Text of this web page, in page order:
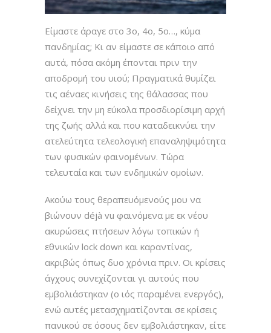
Είμαστε άραγε στο 3o, 4ο, 5ο…, κύμα
πανδημίας; Κι αν είμαστε σε κάποιο από
αυτά, πόσα ακόμη έπονται πριν την
αποδρομή του υιού; Πραγματικά θυμίζει
τις αέναες κινήσεις της θάλασσας που
δείχνει την μη εύκολα προσδιορίσιμη αρχή
της ζωής αλλά και που καταδεικνύει την
ατελεύτητα τελεολογική επαναληψιμότητα
των φυσικών φαινομένων. Τώρα
τελευταία και των ενδημικών ομοίων.
Ακούω τους θεραπευόμενούς μου να
βιώνουν déjà vu φαινόμενα με εκ νέου
ακυρώσεις πτήσεων λόγω τοπικών ή
εθνικών lock down και καραντίνας,
ακριβώς όπως δυο χρόνια πριν. Οι κρίσεις
άγχους συνεχίζονται γι αυτούς που
εμβολιάστηκαν (ο ιός παραμένει ενεργός),
ενώ αυτές μετασχηματίζονται σε κρίσεις
πανικού σε όσους δεν εμβολιάστηκαν, είτε